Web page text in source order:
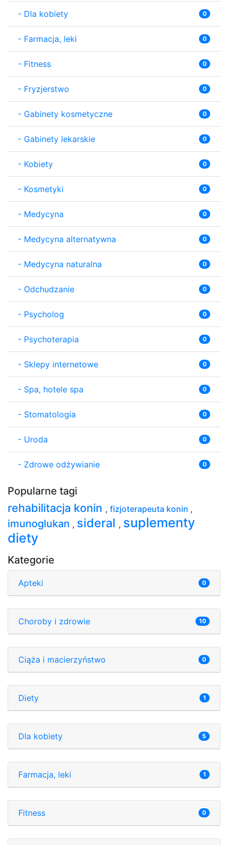
- Dla kobiety 0
- Farmacja, leki 0
- Fitness 0
- Fryzjerstwo 0
- Gabinety kosmetyczne 0
- Gabinety lekarskie 0
- Kobiety 0
- Kosmetyki 0
- Medycyna 0
- Medycyna alternatywna 0
- Medycyna naturalna 0
- Odchudzanie 0
- Psycholog 0
- Psychoterapia 0
- Sklepy internetowe 0
- Spa, hotele spa 0
- Stomatologia 0
- Uroda 0
- Zdrowe odżywianie 0
Popularne tagi
rehabilitacja konin , fizjoterapeuta konin ,
imunoglukan , sideral , suplementy
diety
Kategorie
Apteki 0
Choroby i zdrowie 10
Ciąża i macierzyństwo 0
Diety 1
Dla kobiety 5
Farmacja, leki 1
Fitness 0